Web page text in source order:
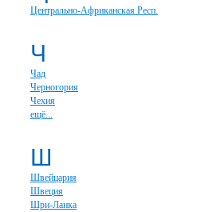
Центрально-Африканская Респ.
Ч
Чад
Черногория
Чехия
ещё...
Ш
Швейцария
Швеция
Шри-Ланка